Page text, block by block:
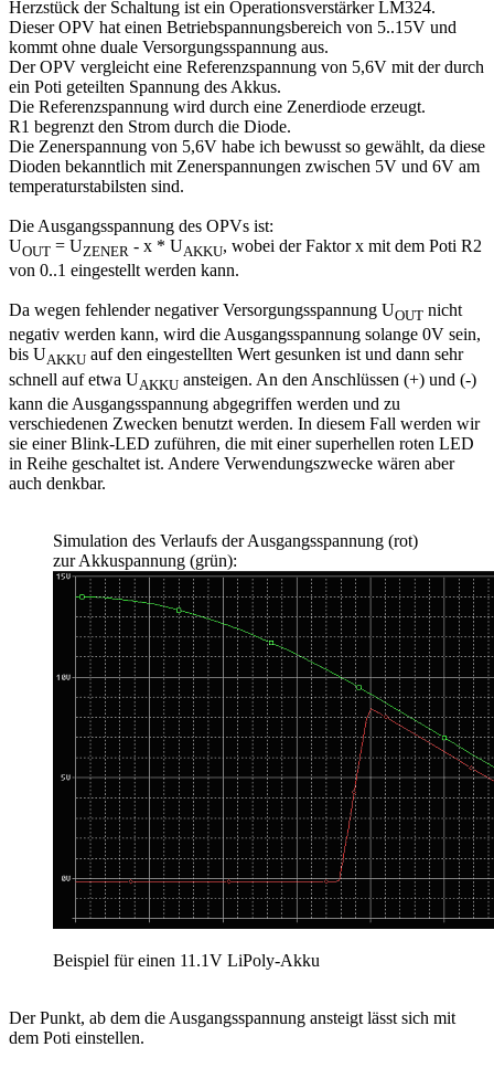
Herzstück der Schaltung ist ein Operationsverstärker LM324.
Dieser OPV hat einen Betriebspannungsbereich von 5..15V und
kommt ohne duale Versorgungsspannung aus.
Der OPV vergleicht eine Referenzspannung von 5,6V mit der durch
ein Poti geteilten Spannung des Akkus.
Die Referenzspannung wird durch eine Zenerdiode erzeugt.
R1 begrenzt den Strom durch die Diode.
Die Zenerspannung von 5,6V habe ich bewusst so gewählt, da diese
Dioden bekanntlich mit Zenerspannungen zwischen 5V und 6V am
temperaturstabilsten sind.
Die Ausgangsspannung des OPVs ist:
UOUT = UZENER - x * UAKKU, wobei der Faktor x mit dem Poti R2
von 0..1 eingestellt werden kann.
Da wegen fehlender negativer Versorgungsspannung UOUT nicht
negativ werden kann, wird die Ausgangsspannung solange 0V sein,
bis UAKKU auf den eingestellten Wert gesunken ist und dann sehr
schnell auf etwa UAKKU ansteigen. An den Anschlüssen (+) und (-)
kann die Ausgangsspannung abgegriffen werden und zu
verschiedenen Zwecken benutzt werden. In diesem Fall werden wir
sie einer Blink-LED zuführen, die mit einer superhellen roten LED
in Reihe geschaltet ist. Andere Verwendungszwecke wären aber
auch denkbar.
Simulation des Verlaufs der Ausgangsspannung (rot)
zur Akkuspannung (grün):
Beispiel für einen 11.1V LiPoly-Akku
Der Punkt, ab dem die Ausgangsspannung ansteigt lässt sich mit
dem Poti einstellen.